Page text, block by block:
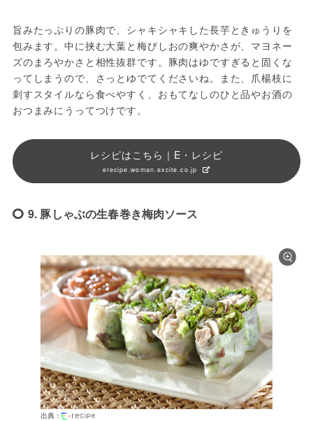
旨みたっぷりの豚肉で、シャキシャキした長芋ときゅうりを
包みます。中に挟む大葉と梅びしおの爽やかさが、マヨネー
ズのまろやかさと相性抜群です。豚肉はゆですぎると固くな
ってしまうので、さっとゆでてくださいね。また、爪楊枝に
刺すスタイルなら食べやすく、おもてなしのひと品やお酒の
おつまみにうってつけです。
レシピはこちら｜E・レシピ
erecipe.woman.excite.co.jp
9. 豚しゃぶの生春巻き梅肉ソース
出典：